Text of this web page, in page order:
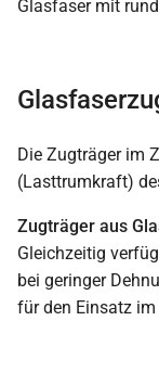
Die Zugträger im
(Lasttrumkraft)
Zugträger aus
Gleichzeitig
bei geringer
für den Einsatz im